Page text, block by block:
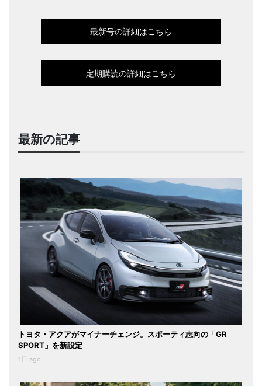
最新号の詳細はこちら
定期購読の詳細はこちら
最新の記事
トヨタ・アクアがマイナーチェンジ。スポーティ志向の「GR
SPORT」を新設定
1日 ago